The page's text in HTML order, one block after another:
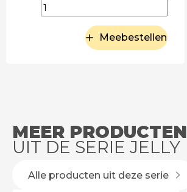
Meebestellen
MEER PRODUCTEN
UIT DE SERIE JELLY
Alle producten uit deze serie